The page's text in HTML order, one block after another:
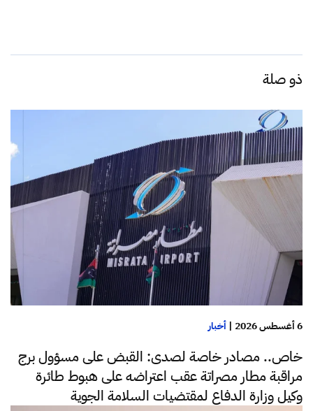
ذو صلة
6 أغسطس 2026 | أخبار
خاص.. مصادر خاصة لصدى: القبض على مسؤول برج
مراقبة مطار مصراتة عقب اعتراضه على هبوط طائرة
وكيل وزارة الدفاع لمقتضيات السلامة الجوية